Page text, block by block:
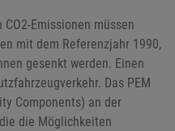
Emissionen müssen
mit dem Referenzjahr 1990,
gesenkt werden. Einen
Das PEM
Components) an der
die Möglichkeiten